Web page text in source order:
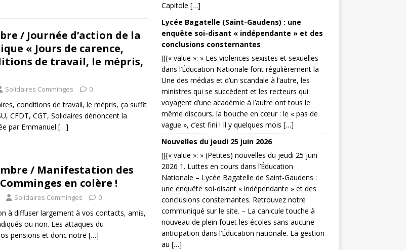
/ Journée d’action de la
« Jours de carence,
de travail, le mépris,
Solidaires Comminges 0
conditions de travail, le mépris, ça suffit
CFDT, CGT, Solidaires dénoncent la
par Emmanuel […]
/ Manifestation des
en colère !
Solidaires Comminges 0
à diffuser largement à vos contacts, amis,
ou non. Les attaques du
pensions et donc notre […]
Capitole […]
Lycée Bagatelle (Saint-Gaudens) : une
enquête soi-disant « indépendante » et des
conclusions consternantes
[[{« value »: » Les violences sexistes et sexuelles
dans l’Éducation Nationale font régulièrement la
Une des médias et d’un scandale à l’autre, les
ministres qui se succèdent et les recteurs qui
voyagent d’une académie à l’autre ont tous le
même discours, la bouche en cœur : le « pas de
vague », c’est fini ! Il y quelques mois […]
Nouvelles du jeudi 25 juin 2026
[[{« value »: » (Petites) nouvelles du jeudi 25 juin
2026 1. Luttes en cours dans l’Éducation
Nationale – Lycée Bagatelle de Saint-Gaudens :
une enquête soi-disant « indépendante » et des
conclusions consternantes. Retrouvez notre
communiqué sur le site. – La canicule touche à
nouveau de plein fouet les écoles sans aucune
anticipation dans l’Éducation nationale. La gestion
au […]